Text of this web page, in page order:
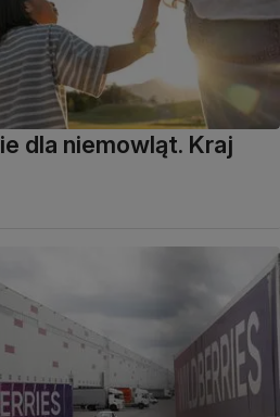
dla niemowląt. Kraj